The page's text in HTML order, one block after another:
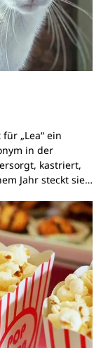
„Lea“ ein
in der
kastriert,
Jahr steckt sie…